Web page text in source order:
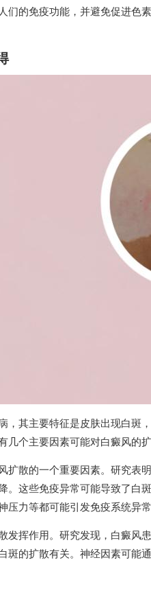
们的免疫功能，并避免促进色
，其主要特征是皮肤出现白斑
几个主要因素可能对白癜风的扩
扩散的一个重要因素。研究表
。这些免疫异常可能导致了白
压力等都可能引发免疫系统异
发挥作用。研究发现，白癜风
斑的扩散有关。神经因素可能